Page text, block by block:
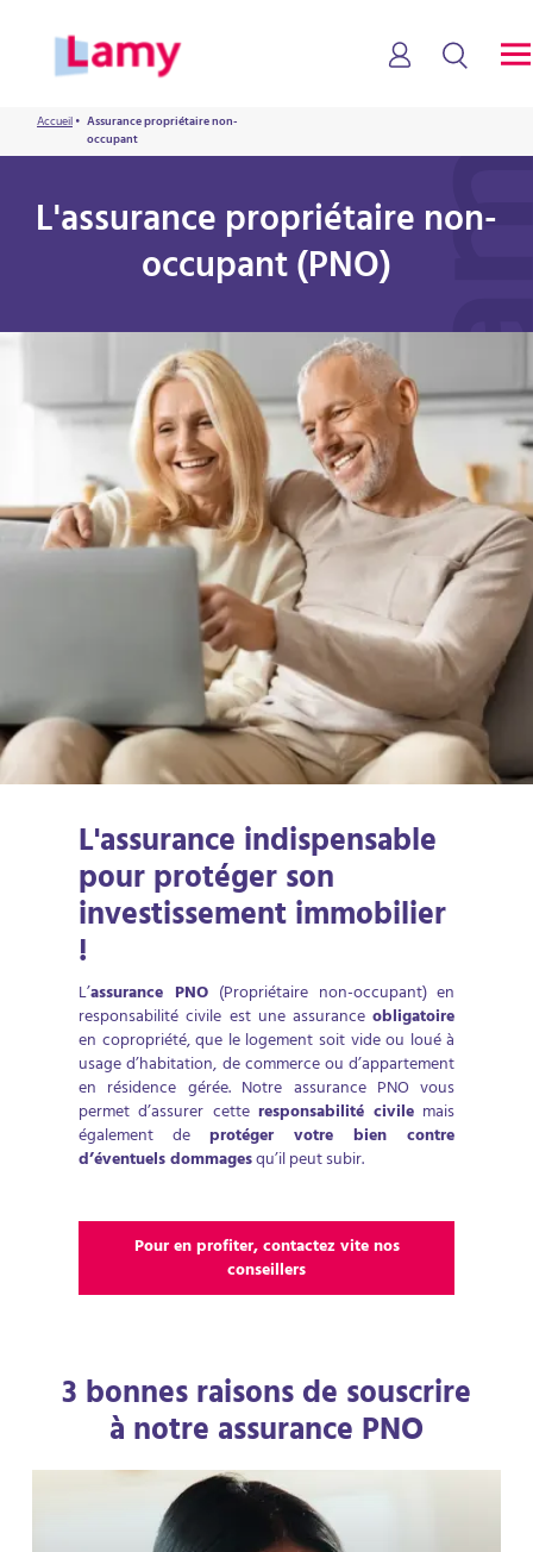
Accueil• Assurance propriétaire non-
occupant
L'assurance propriétaire non-
occupant (PNO)
L'assurance indispensable
pour protéger son
investissement immobilier
!
L’assurance PNO(Propriétaire non-occupant) en
responsabilité civile est une assuranceobligatoire
en copropriété, que le logement soit vide ou loué à
usage d’habitation, de commerce ou d’appartement
en résidence gérée. Notre assurance PNO vous
permet d’assurer cette responsabilité civile mais
également deprotéger votre bien contre
d’éventuels dommagesqu’il peut subir.
Pour en profiter, contactez vite nos
conseillers
3 bonnes raisons de souscrire
à notre assurance PNO